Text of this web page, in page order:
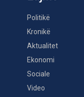
Politikë
Kronikë
Aktualitet
Ekonomi
Sociale
Video